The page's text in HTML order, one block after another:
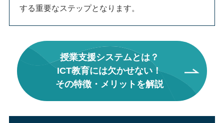
する重要なステップとなります。
授業支援システムとは？
ICT教育には欠かせない！
その特徴・メリットを解説